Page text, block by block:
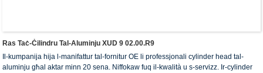
Ras Taċ-Ċilindru Tal-Aluminju XUD 9 02.00.R9
Il-kumpanija hija l-manifattur tal-fornitur OE li professjonali cylinder head tal-
aluminju għal aktar minn 20 sena. Niffokaw fuq il-kwalità u s-servizz. Ir-cylinder